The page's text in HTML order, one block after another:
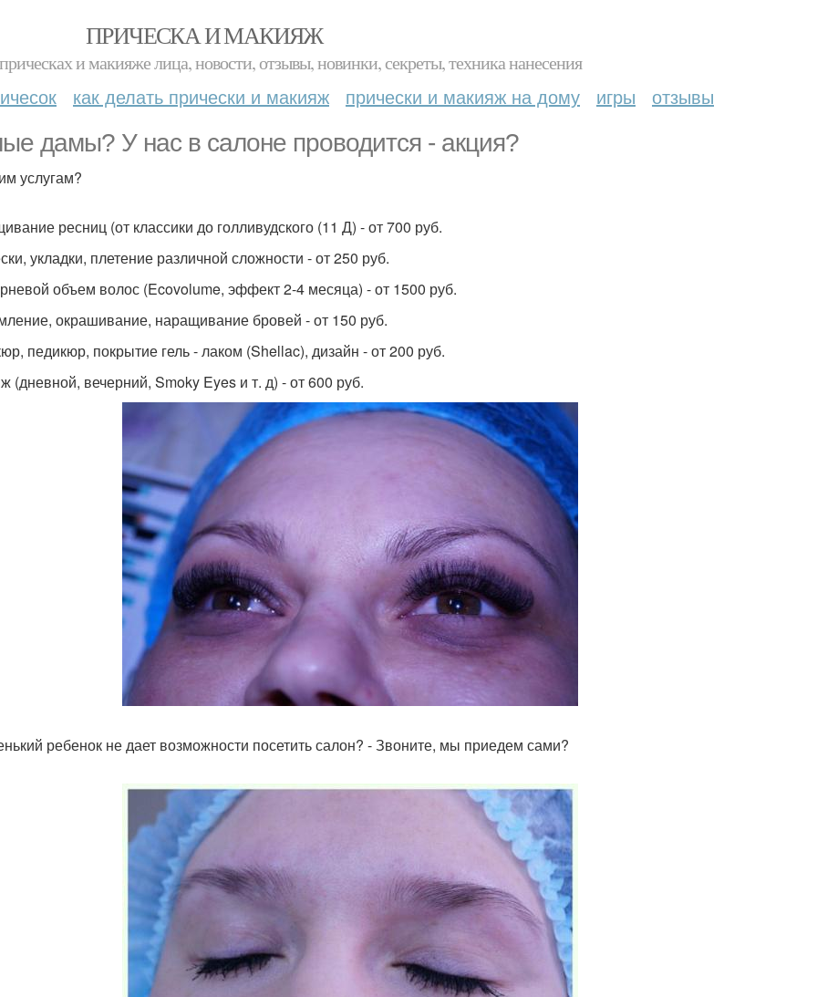
ПРИЧЕСКА И МАКИЯЖ
и макияже лица, новости, отзывы, новинки, секреты, техника нанесения
как делать прически и макияж прически и макияж на дому игры отзывы
дамы? У нас в салоне проводится - акция?
услугам?
ресниц (от классики до голливудского (11 Д) - от 700 руб.
укладки, плетение различной сложности - от 250 руб.
объем волос (Ecovolume, эффект 2-4 месяца) - от 1500 руб.
окрашивание, наращивание бровей - от 150 руб.
педикюр, покрытие гель - лаком (Shellac), дизайн - от 200 руб.
(дневной, вечерний, Smoky Eyes и т. д) - от 600 руб.
ребенок не дает возможности посетить салон? - Звоните, мы приедем сами?